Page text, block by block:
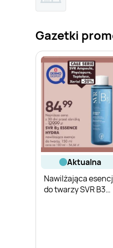
Gazetki
aktualna
Nawilżająca
do twarzy SVR B3